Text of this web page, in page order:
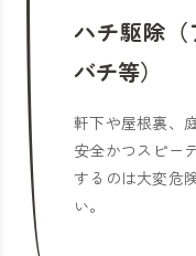
ハチ駆除（
バチ等）
軒下や屋根裏、
安全かつスピー
するのは大変危
い。